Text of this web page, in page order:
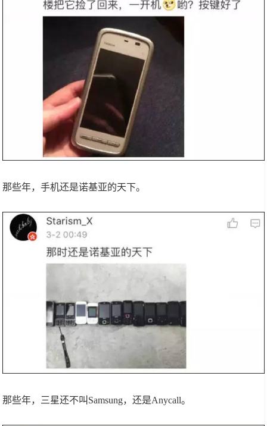
那些年，手机还是诺基亚的天下。
那些年，三星还不叫Samsung，还是Anycall。